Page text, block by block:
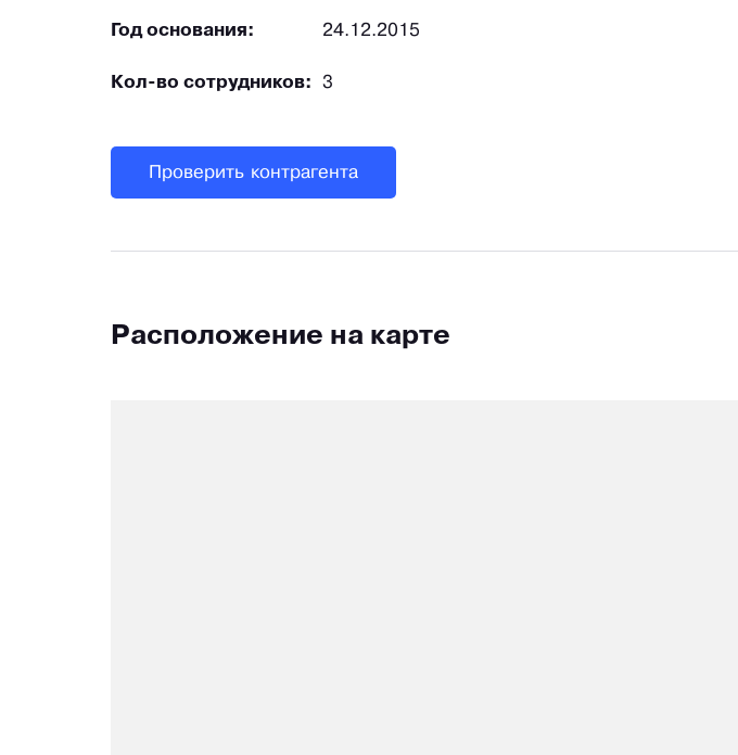
Год основания: 24.12.2015
Кол-во сотрудников: 3
Проверить контрагента
Расположение на карте